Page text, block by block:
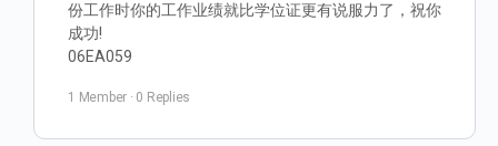
份工作时你的工作业绩就比学位证更有说服力了，祝你
成功!
06EA059
1 Member · 0 Replies